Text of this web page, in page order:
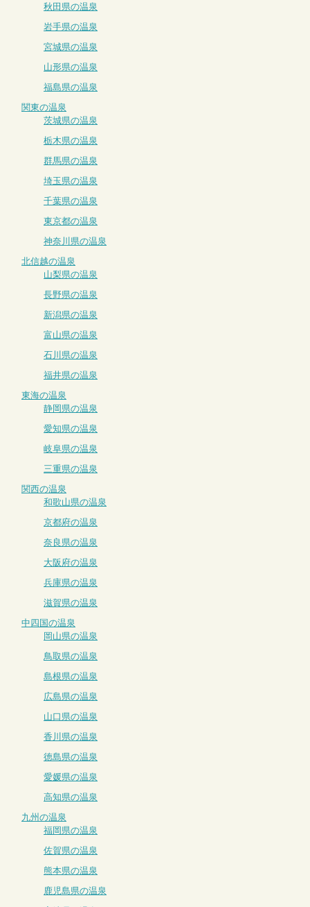
秋田県の温泉
岩手県の温泉
宮城県の温泉
山形県の温泉
福島県の温泉
関東の温泉
茨城県の温泉
栃木県の温泉
群馬県の温泉
埼玉県の温泉
千葉県の温泉
東京都の温泉
神奈川県の温泉
北信越の温泉
山梨県の温泉
長野県の温泉
新潟県の温泉
富山県の温泉
石川県の温泉
福井県の温泉
東海の温泉
静岡県の温泉
愛知県の温泉
岐阜県の温泉
三重県の温泉
関西の温泉
和歌山県の温泉
京都府の温泉
奈良県の温泉
大阪府の温泉
兵庫県の温泉
滋賀県の温泉
中四国の温泉
岡山県の温泉
鳥取県の温泉
島根県の温泉
広島県の温泉
山口県の温泉
香川県の温泉
徳島県の温泉
愛媛県の温泉
高知県の温泉
九州の温泉
福岡県の温泉
佐賀県の温泉
熊本県の温泉
鹿児島県の温泉